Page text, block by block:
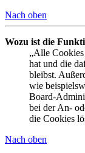
Nach oben
Wozu ist die
„Alle
hat und die
bleibst.
wie
Board-
bei der An-
die Cookies
Nach oben